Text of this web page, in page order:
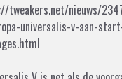
tweakers.net/nieuws/
universalis-v-aan-